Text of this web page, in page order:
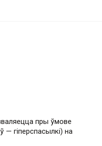
пры ўмове
— гiперспасылкi) на